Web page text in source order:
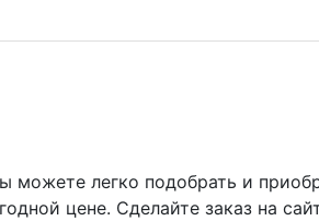
можете легко подобрать и
цене. Сделайте заказ на